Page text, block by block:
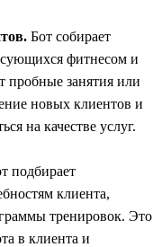
Бот собирает
фитнесом и
пробные занятия или
новых клиентов и
на качестве услуг.
подбирает
клиента,
тренировок. Это
в клиента и